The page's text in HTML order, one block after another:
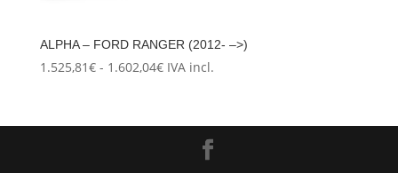
ALPHA – FORD RANGER (2012- –>)
1.525,81€ - 1.602,04€Rango
desde
1.525,81€
IVA incl.